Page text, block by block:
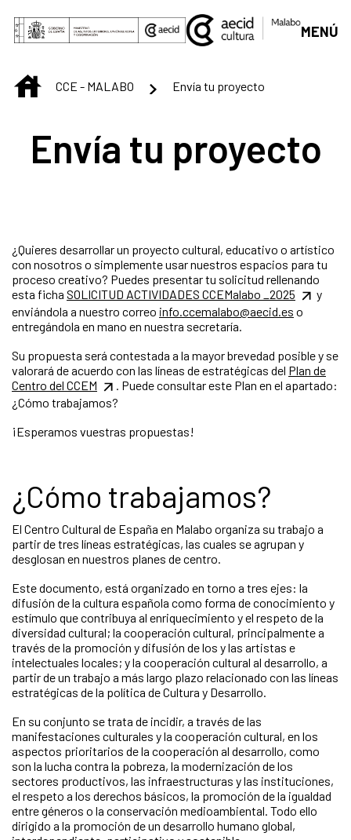
Saltar al contenido principal
MENÚ
INICIOCCE - MALABO Envía tu proyecto
Envía tu proyecto
¿Quieres desarrollar un proyecto cultural, educativo o artístico
con nosotros o simplemente usar nuestros espacios para tu
proceso creativo? Puedes presentar tu solicitud rellenando
esta ficha SOLICITUD ACTIVIDADES CCEMalabo _2025
y
enviándola a nuestro correo info.ccemalabo@aecid.es o
entregándola en mano en nuestra secretaría.
Su propuesta será contestada a la mayor brevedad posible y se
valorará de acuerdo con las líneas de estratégicas del Plan de
Centro del CCEM
. Puede consultar este Plan en el apartado:
¿Cómo trabajamos?
¡Esperamos vuestras propuestas!
¿Cómo trabajamos?
El Centro Cultural de España en Malabo organiza su trabajo a
partir de tres líneas estratégicas, las cuales se agrupan y
desglosan en nuestros planes de centro.
Este documento, está organizado en torno a tres ejes: la
difusión de la cultura española como forma de conocimiento y
estímulo que contribuya al enriquecimiento y el respeto de la
diversidad cultural; la cooperación cultural, principalmente a
través de la promoción y difusión de los y las artistas e
intelectuales locales; y la cooperación cultural al desarrollo, a
partir de un trabajo a más largo plazo relacionado con las líneas
estratégicas de la política de Cultura y Desarrollo.
En su conjunto se trata de incidir, a través de las
manifestaciones culturales y la cooperación cultural, en los
aspectos prioritarios de la cooperación al desarrollo, como
son la lucha contra la pobreza, la modernización de los
sectores productivos, las infraestructuras y las instituciones,
el respeto a los derechos básicos, la promoción de la igualdad
entre géneros o la conservación medioambiental. Todo ello
dirigido a la promoción de un desarrollo humano global,